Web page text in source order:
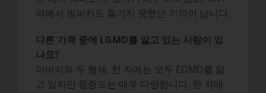
약해서 범퍼카도 즐기지 못했던 기억이 납니다.
다른 가족 중에 LGMD를 앓고 있는 사람이 있
나요?
아버지와 두 형제, 한 자매는 모두 EDMD를 앓
고 있지만 중증도는 매우 다양합니다. 한 자매